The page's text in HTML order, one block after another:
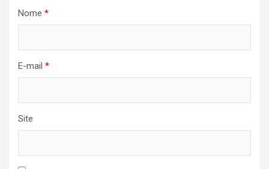
Nome *
E-mail *
Site